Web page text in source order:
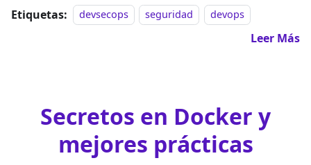
Etiquetas: devsecops seguridad devops
Leer Más
Secretos en Docker y
mejores prácticas